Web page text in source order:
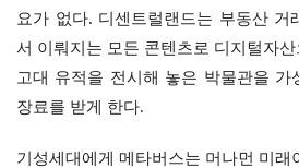
요가 없다. 디센트럴랜드는 부동산 거
서 이뤄지는 모든 콘텐츠로 디지털자
고대 유적을 전시해 놓은 박물관을 가
장료를 받게 한다.
기성세대에게 메타버스는 머나먼 미래